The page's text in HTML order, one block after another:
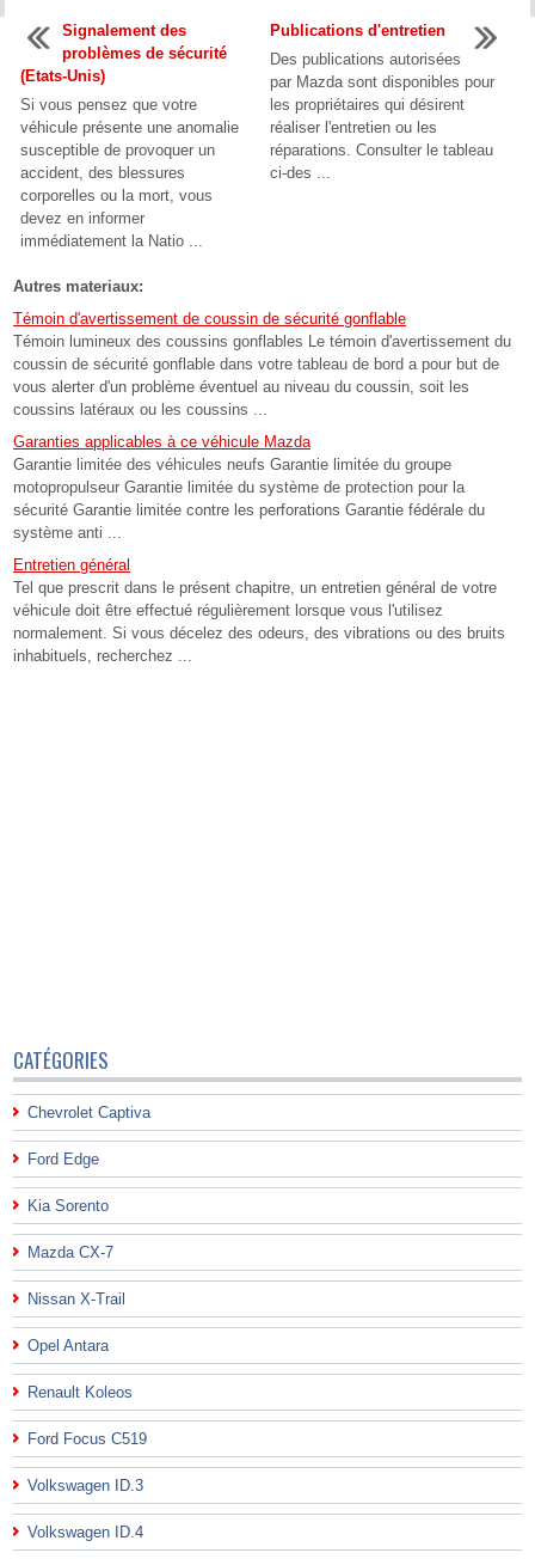
Signalement des
problèmes de sécurité
(Etats-Unis)
Si vous pensez que votre
véhicule présente une anomalie
susceptible de provoquer un
accident, des blessures
corporelles ou la mort, vous
devez en informer
immédiatement la Natio ...
Publications d'entretien
Des publications autorisées
par Mazda sont disponibles pour
les propriétaires qui désirent
réaliser l'entretien ou les
réparations. Consulter le tableau
ci-des ...
Autres materiaux:
Témoin d'avertissement de coussin de sécurité gonflable
Témoin lumineux des coussins gonflables Le témoin d'avertissement du
coussin de sécurité gonflable dans votre tableau de bord a pour but de
vous alerter d'un problème éventuel au niveau du coussin, soit les
coussins latéraux ou les coussins ...
Garanties applicables à ce véhicule Mazda
Garantie limitée des véhicules neufs Garantie limitée du groupe
motopropulseur Garantie limitée du système de protection pour la
sécurité Garantie limitée contre les perforations Garantie fédérale du
système anti ...
Entretien général
Tel que prescrit dans le présent chapitre, un entretien général de votre
véhicule doit être effectué régulièrement lorsque vous l'utilisez
normalement. Si vous décelez des odeurs, des vibrations ou des bruits
inhabituels, recherchez ...
CATÉGORIES
Chevrolet Captiva
Ford Edge
Kia Sorento
Mazda CX-7
Nissan X-Trail
Opel Antara
Renault Koleos
Ford Focus C519
Volkswagen ID.3
Volkswagen ID.4